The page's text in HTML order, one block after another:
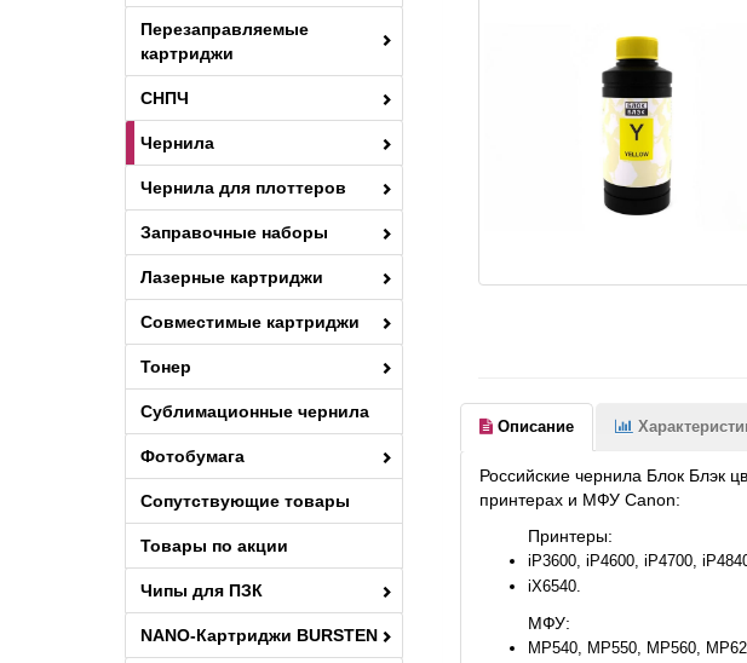
Перезаправляемые
картриджи
СНПЧ
Чернила
Чернила для плоттеров
Заправочные наборы
Лазерные картриджи
Совместимые картриджи
Тонер
Сублимационные чернила
Фотобумага
Сопутствующие товары
Товары по акции
Чипы для ПЗК
NANO-Картриджи BURSTEN
Описание
Российские чернила Блок Блэк
принтерах и МФУ Canon:
Принтеры:
iP3600, iP4600, iP4700,
iX6540.
МФУ:
MP540, MP550, MP560,